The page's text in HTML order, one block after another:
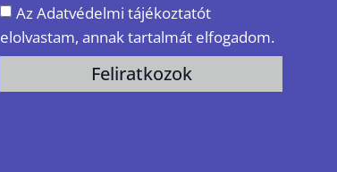
Az Adatvédelmi tájékoztatót
elolvastam, annak tartalmát elfogadom.
Feliratkozok